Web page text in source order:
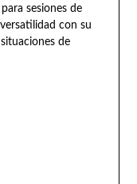
sesiones de
con su
de